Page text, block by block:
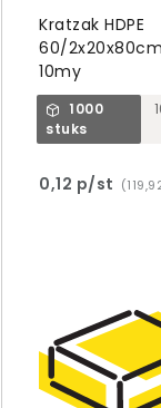
Kratzak HDPE
60/
10my
1000
stuks
0,12 p/st